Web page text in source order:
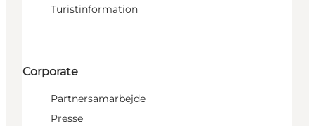
Turistinformation
Corporate
Partnersamarbejde
Presse